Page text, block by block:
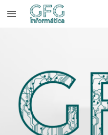
Skip to main content